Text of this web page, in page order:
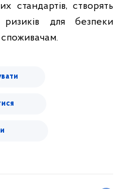
стандартів, створять
для безпеки